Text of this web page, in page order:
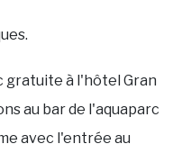
gratuite à l'hôtel Gran
au bar de l'aquaparc
avec l'entrée au